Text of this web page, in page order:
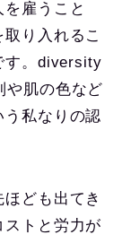
雇うこと
り入れるこ
す。diversity
や肌の色など
う私なりの認
ども出てき
ストと労力が